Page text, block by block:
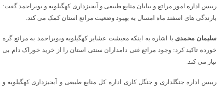
رییس اداره امور مراتع و بیابان منابع طبیعی و آبخیزداری کهگیلویه و بویراحمد گفت:
بارندگی های اسفند ماه امسال به بهبود وضعیت مراتع استان کمک می کند.
سلیمان محمدی با اشاره به اینکه معیشت عشایر کهگیلویه وبویراحمد به مراتع گره
خورده تاکید کرد: وجود مراتع غنی دامداران سنتی استان را از خرید خوراک دام بی
نیاز می کند.
رییس اداره جنگلداری و جنگل کاری اداره کل منابع طبیعی و آبخیزداری کهگیلویه و